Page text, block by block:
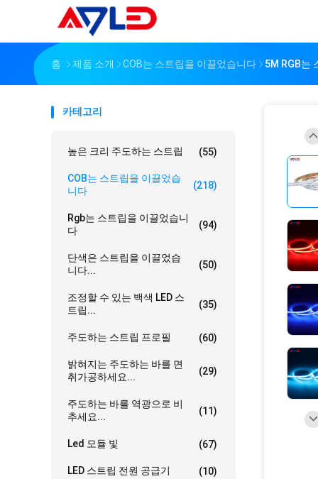
홈 제품 소개 COB는 스트립을 이끌었습니다 5M RGB는
카테고리
높은 크리 주도하는 스트립 (55)
COB는 스트립을 이끌었습
니다
(218)
Rgb는 스트립을 이끌었습니
다
(94)
단색은 스트립을 이끌었습
니다...
(50)
조정할 수 있는 백색 LED 스
트립...
(35)
주도하는 스트립 프로필 (60)
밝혀지는 주도하는 바를 면
취가공하세요...
(29)
주도하는 바를 역광으로 비
추세요...
(11)
Led 모듈 빛 (67)
LED 스트립 전원 공급기 (10)